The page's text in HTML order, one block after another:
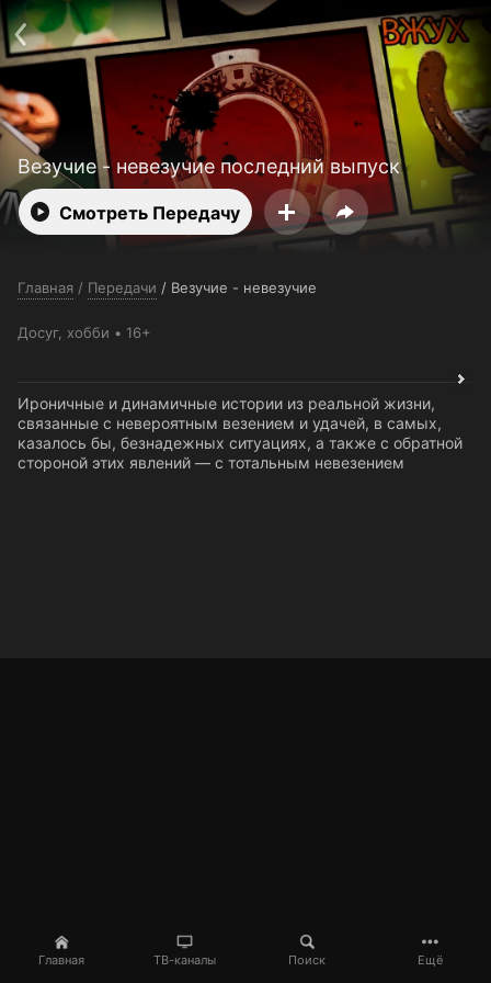
Главная ТВ-каналы Поиск Ещё
Везучие - невезучие последний выпуск
Смотреть Передачу
Главная / Передачи / Везучие - невезучие
Досуг, хобби 16+
Ироничные и динамичные истории из реальной жизни,
связанные с невероятным везением и удачей, в самых,
казалось бы, безнадежных ситуациях, а также с обратной
стороной этих явлений — с тотальным невезением
Поддержка: support@24h.tv
О сервисе
Пользовательское соглашение
Политика конфиденциальности
Для партнёров
Открыть приложение
Ввести промокод
Установить на ТВ
Бесплатные каналы Контакты